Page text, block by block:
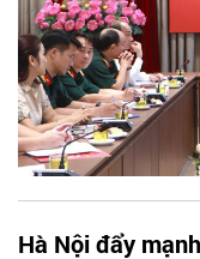
Hà Nội đẩy